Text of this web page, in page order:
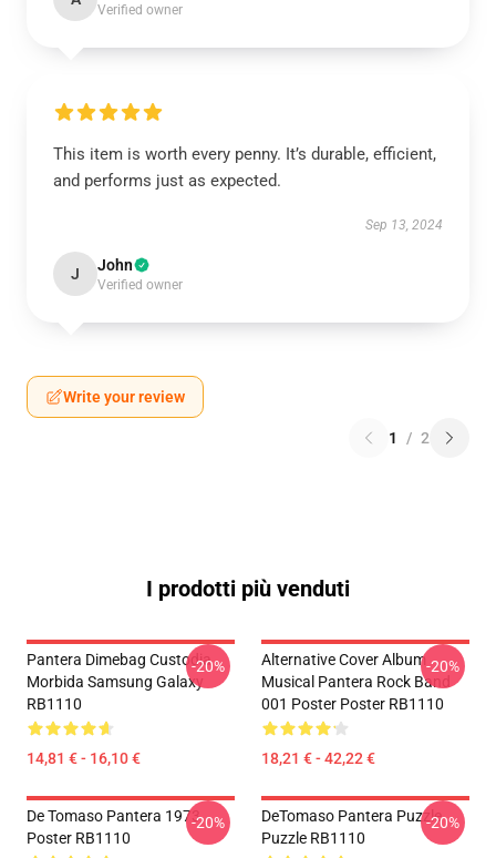
Verified owner
This item is worth every penny. It’s durable, efficient,
and performs just as expected.
Sep 13, 2024
J John
Verified owner
Write your review
1 / 2
I prodotti più venduti
Pantera Dimebag Custodia
Morbida Samsung Galaxy
RB1110
14,81 € - 16,10 €
-20%
Alternative Cover Album
Musical Pantera Rock Band
001 Poster Poster RB1110
18,21 € - 42,22 €
-20%
De Tomaso Pantera 1973
Poster RB1110
-20%
DeTomaso Pantera Puzzle
Puzzle RB1110
-20%